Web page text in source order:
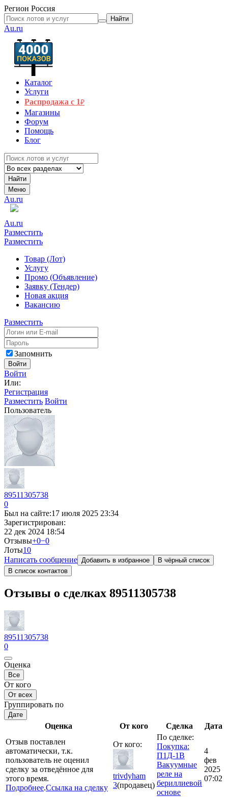
Регион Россия
Найти
Au.ru
Каталог
Услуги
Распродажа с 1₽
Магазины
Форум
Помощь
Блог
Найти
Меню
Au.ru
Au.ru
Разместить
Разместить
Товар (Лот)
Услугу
Промо (Объявление)
Заявку (Тендер)
Новая акция
Вакансию
Разместить
Запомнить
Войти
Войти
Или:
Регистрация
Разместить Войти
Пользователь
89511305738
0
Был на сайте:17 июля 2025 23:34
Зарегистрирован:
22 дек 2024 18:54
Отзывы+0−0
Лоты10
Написать сообщение Добавить в избранное
В чёрный список
В список контактов
Отзывы о сделках 89511305738
89511305738
0
Оценка
Все
От кого
От всех
Группировать по
Дате
Оценка От кого Сделка
Дата
Отзыв поставлен
автоматически, т.к.
пользователь не оценил
сделку за отведённое для
этого время.
Подробнее.Ссылка на сделку
От кого:
trivdyham
3(продавец)
По сделке:
Покупка:
П1Д-1В
Вакуумные
реле на
бериллиевой
основе
4
фев
2025
07:02